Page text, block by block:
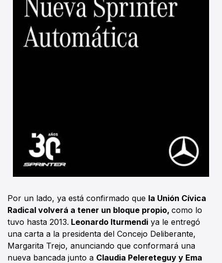
Por un lado, ya está confirmado que la Unión Cívica
Radical volverá a tener un bloque propio, como lo
tuvo hasta 2013. Leonardo Iturmendi ya le entregó
una carta a la presidenta del Concejo Deliberante,
Margarita Trejo, anunciando que conformará una
nueva bancada junto a Claudia Pelereteguy y Ema